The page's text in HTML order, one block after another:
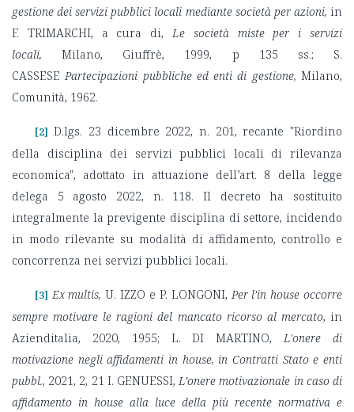
gestione dei servizi pubblici locali mediante società per azioni, in
F. TRIMARCHI, a cura di, Le società miste per i servizi
locali,Milano, Giuffrè, 1999, p 135 ss.; S.
CASSESEPartecipazioni pubbliche ed enti di gestione,Milano,
Comunità, 1962.
[2] D.lgs. 23 dicembre 2022, n. 201, recante "Riordino
della disciplina dei servizi pubblici locali di rilevanza
economica", adottato in attuazione dell’art. 8 della legge
delega 5 agosto 2022, n. 118. Il decreto ha sostituito
integralmente la previgente disciplina di settore, incidendo
in modo rilevante su modalità di affidamento, controllo e
concorrenza nei servizi pubblici locali.
[3] Ex multis, U. IZZO e P. LONGONI, Per l’in house occorre
sempre motivare le ragioni del mancato ricorso al mercato, in
Azienditalia, 2020, 1955; L. DI MARTINO,L'onere di
motivazione negli affidamenti in house, in Contratti Stato e enti
pubbl., 2021, 2, 21 I. GENUESSI,L’onere motivazionale in caso di
affidamento in house alla luce della più recente normativa e